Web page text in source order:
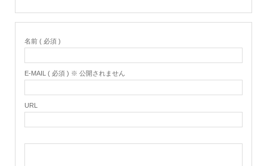
名前 ( 必須 )
E-MAIL ( 必須 ) ※ 公開されません
URL